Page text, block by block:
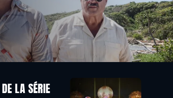
LA SÉRIE